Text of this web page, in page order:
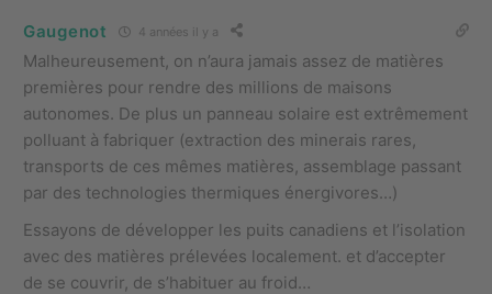
Gaugenot 4 années il y a
Malheureusement, on n’aura jamais assez de matières
premières pour rendre des millions de maisons
autonomes. De plus un panneau solaire est extrêmement
polluant à fabriquer (extraction des minerais rares,
transports de ces mêmes matières, assemblage passant
par des technologies thermiques énergivores…)
Essayons de développer les puits canadiens et l’isolation
avec des matières prélevées localement. et d’accepter
de se couvrir, de s’habituer au froid…